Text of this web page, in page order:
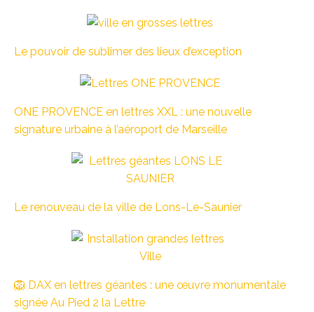
Le pouvoir de sublimer des lieux d’exception
ONE PROVENCE en lettres XXL : une nouvelle
signature urbaine à l’aéroport de Marseille
Le renouveau de la ville de Lons-Le-Saunier
🦁 DAX en lettres géantes : une œuvre monumentale
signée Au Pied 2 la Lettre